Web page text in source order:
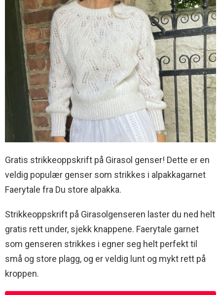
Gratis strikkeoppskrift på Girasol genser! Dette er en
veldig populær genser som strikkes i alpakkagarnet
Faerytale fra Du store alpakka.
Strikkeoppskrift på Girasolgenseren laster du ned helt
gratis rett under, sjekk knappene. Faerytale garnet
som genseren strikkes i egner seg helt perfekt til
små og store plagg, og er veldig lunt og mykt rett på
kroppen.